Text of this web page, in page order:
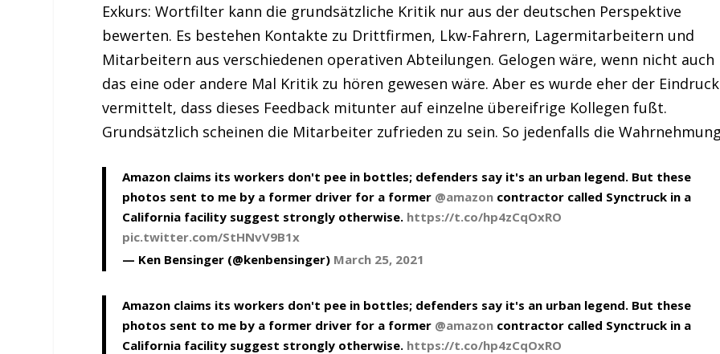
Exkurs: Wortfilter kann die grundsätzliche Kritik nur aus der deutschen Perspektive
bewerten. Es bestehen Kontakte zu Drittfirmen, Lkw-Fahrern, Lagermitarbeitern und
Mitarbeitern aus verschiedenen operativen Abteilungen. Gelogen wäre, wenn nicht auch
das eine oder andere Mal Kritik zu hören gewesen wäre. Aber es wurde eher der Eindruck
vermittelt, dass dieses Feedback mitunter auf einzelne übereifrige Kollegen fußt.
Grundsätzlich scheinen die Mitarbeiter zufrieden zu sein. So jedenfalls die
Amazon claims its workers don't pee in bottles; defenders say it's an urban legend. But these
photos sent to me by a former driver for a former @amazon contractor called Synctruck in a
California facility suggest strongly otherwise. https://t.co/hp4zCqOxRO
pic.twitter.com/StHNvV9B1x
— Ken Bensinger (@kenbensinger) March 25, 2021
Amazon claims its workers don't pee in bottles; defenders say it's an urban legend. But these
photos sent to me by a former driver for a former @amazon contractor called Synctruck in a
California facility suggest strongly otherwise. https://t.co/hp4zCqOxRO